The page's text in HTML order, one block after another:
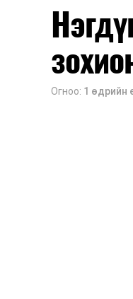
Огноо: 1 өдрийн